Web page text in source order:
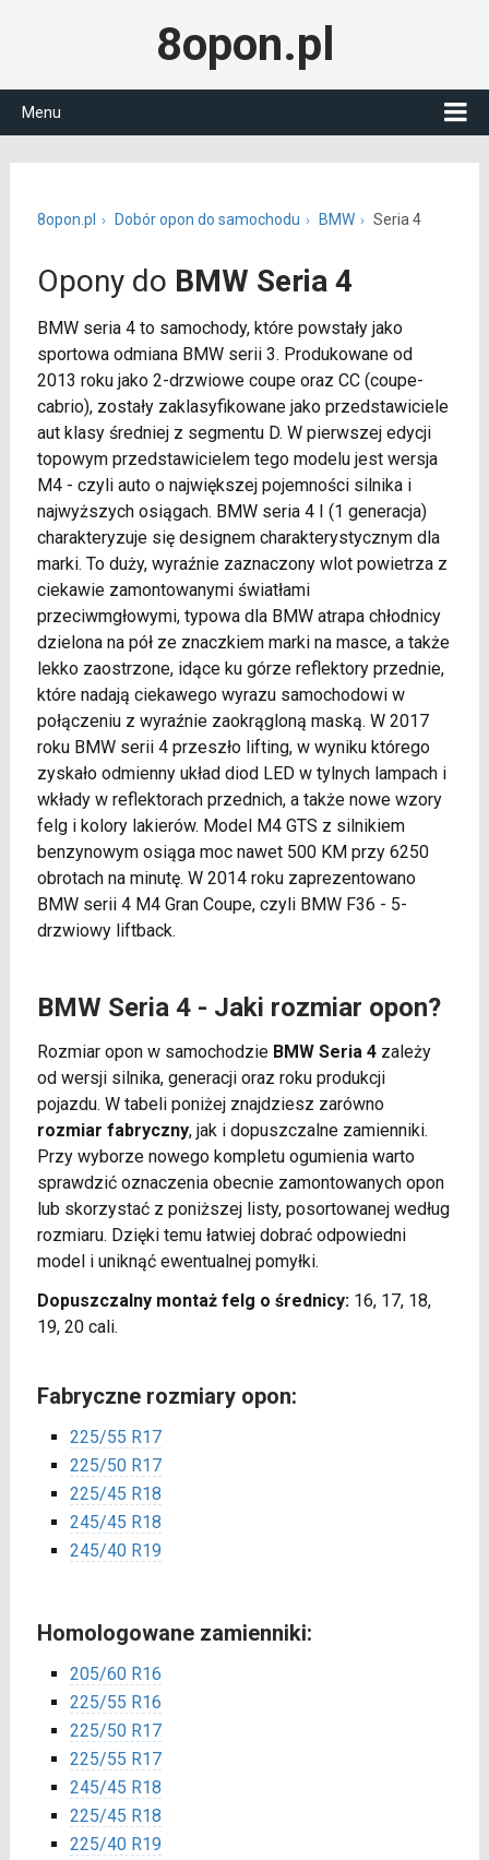
8opon.pl
Menu
8opon.pl Dobór opon do samochodu BMW Seria 4
Opony do BMW Seria 4
BMW seria 4 to samochody, które powstały jako
sportowa odmiana BMW serii 3. Produkowane od
2013 roku jako 2-drzwiowe coupe oraz CC (coupe-
cabrio), zostały zaklasyfikowane jako przedstawiciele
aut klasy średniej z segmentu D. W pierwszej edycji
topowym przedstawicielem tego modelu jest wersja
M4 - czyli auto o największej pojemności silnika i
najwyższych osiągach. BMW seria 4 I (1 generacja)
charakteryzuje się designem charakterystycznym dla
marki. To duży, wyraźnie zaznaczony wlot powietrza z
ciekawie zamontowanymi światłami
przeciwmgłowymi, typowa dla BMW atrapa chłodnicy
dzielona na pół ze znaczkiem marki na masce, a także
lekko zaostrzone, idące ku górze reflektory przednie,
które nadają ciekawego wyrazu samochodowi w
połączeniu z wyraźnie zaokrągloną maską. W 2017
roku BMW serii 4 przeszło lifting, w wyniku którego
zyskało odmienny układ diod LED w tylnych lampach i
wkłady w reflektorach przednich, a także nowe wzory
felg i kolory lakierów. Model M4 GTS z silnikiem
benzynowym osiąga moc nawet 500 KM przy 6250
obrotach na minutę. W 2014 roku zaprezentowano
BMW serii 4 M4 Gran Coupe, czyli BMW F36 - 5-
drzwiowy liftback.
BMW Seria 4 - Jaki rozmiar opon?
Rozmiar opon w samochodzie BMW Seria 4zależy
od wersji silnika, generacji oraz roku produkcji
pojazdu. W tabeli poniżej znajdziesz zarówno
rozmiar fabryczny, jak i dopuszczalne zamienniki.
Przy wyborze nowego kompletu ogumienia warto
sprawdzić oznaczenia obecnie zamontowanych opon
lub skorzystać z poniższej listy, posortowanej według
rozmiaru. Dzięki temu łatwiej dobrać odpowiedni
model i uniknąć ewentualnej pomyłki.
Dopuszczalny montaż felg o średnicy:16, 17, 18,
19, 20 cali.
Fabryczne rozmiary opon:
225/55 R17
225/50 R17
225/45 R18
245/45 R18
245/40 R19
Homologowane zamienniki:
205/60 R16
225/55 R16
225/50 R17
225/55 R17
245/45 R18
225/45 R18
225/40 R19